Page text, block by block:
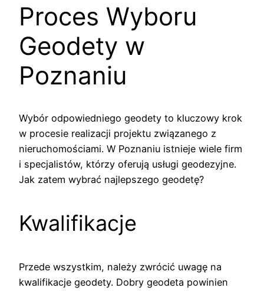
Proces Wyboru
Geodety w
Poznaniu
Wybór odpowiedniego geodety to kluczowy krok
w procesie realizacji projektu związanego z
nieruchomościami. W Poznaniu istnieje wiele firm
i specjalistów, którzy oferują usługi geodezyjne.
Jak zatem wybrać najlepszego geodetę?
Kwalifikacje
Przede wszystkim, należy zwrócić uwagę na
kwalifikacje geodety. Dobry geodeta powinien